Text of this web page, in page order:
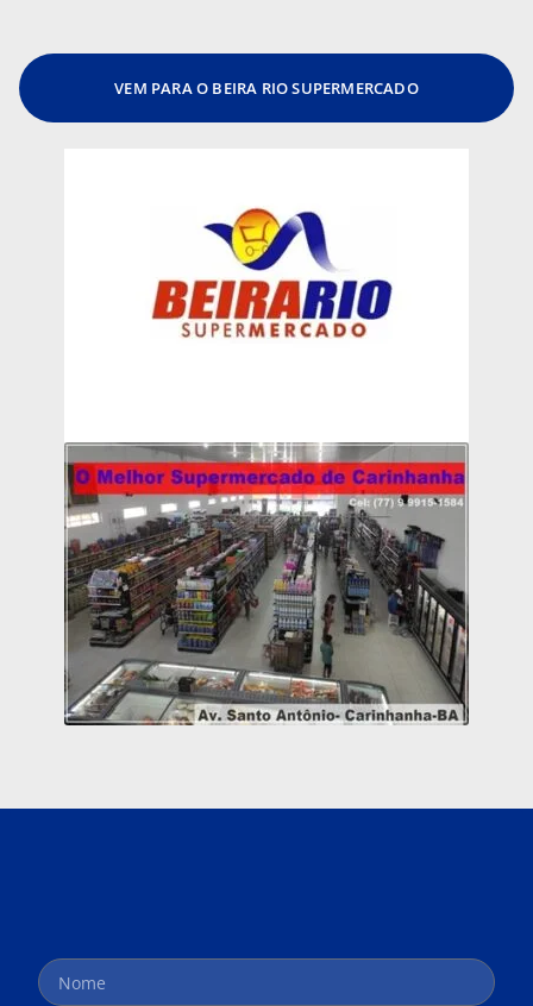
VEM PARA O BEIRA RIO SUPERMERCADO